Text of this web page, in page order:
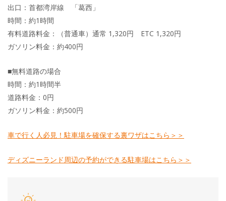
出口：首都湾岸線 「葛西」
時間：約1時間
有料道路料金：（普通車）通常 1,320円 ETC 1,320円
ガソリン料金：約400円
■無料道路の場合
時間：約1時間半
道路料金：0円
ガソリン料金：約500円
車で行く人必見！駐車場を確保する裏ワザはこちら＞＞
ディズニーランド周辺の予約ができる駐車場はこちら＞＞